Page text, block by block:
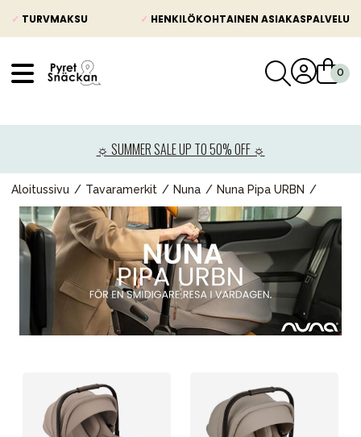
✓ TURVMAKSU ✓ HENKILÖKOHTAINEN ASIAKASPALVELU
☼ SUMMER SALE UP TO 50% OFF ☼
Aloitussivu Tavaramerkit Nuna Nuna Pipa URBN
Lastenvaunut
Lasten turvaistuimet
Vauvan paketti
Lapsi & vauva
Lelut ja pelit
Äiti & Isä
Huonekalut & vuodevaatteet
Kampanjat